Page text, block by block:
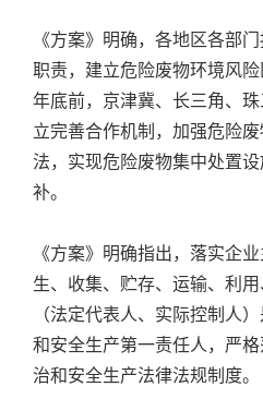
《方案》明确，各地区各部
职责，建立危险废物环境风
年底前，京津冀、长三角、
立完善合作机制，加强危险
法，实现危险废物集中处置
补。
《方案》明确指出，落实企
生、收集、贮存、运输、利
（法定代表人、实际控制人
和安全生产第一责任人，严
治和安全生产法律法规制度。